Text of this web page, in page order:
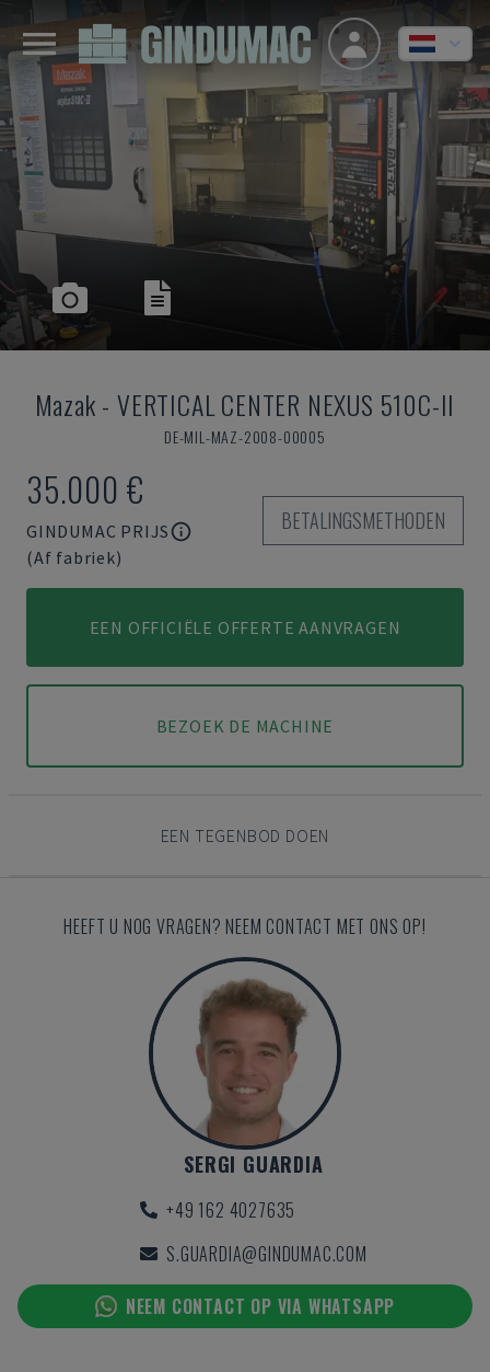
Mazak-VERTICAL CENTER NEXUS 510C-II
DE-MIL-MAZ-2008-00005
35.000 €
GINDUMAC PRIJS
(Af fabriek)
BETALINGSMETHODEN
EEN OFFICIËLE OFFERTE AANVRAGEN
BEZOEK DE MACHINE
EEN TEGENBOD DOEN
HEEFT U NOG VRAGEN? NEEM CONTACT MET ONS OP!
SERGI GUARDIA
+49 162 4027635
S.GUARDIA@GINDUMAC.COM
NEEM CONTACT OP VIA WHATSAPP